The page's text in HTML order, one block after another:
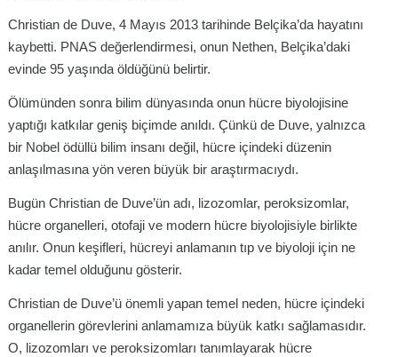
Christian de Duve, 4 Mayıs 2013 tarihinde Belçika’da hayatını
kaybetti. PNAS değerlendirmesi, onun Nethen, Belçika’daki
evinde 95 yaşında öldüğünü belirtir.
Ölümünden sonra bilim dünyasında onun hücre biyolojisine
yaptığı katkılar geniş biçimde anıldı. Çünkü de Duve, yalnızca
bir Nobel ödüllü bilim insanı değil, hücre içindeki düzenin
anlaşılmasına yön veren büyük bir araştırmacıydı.
Bugün Christian de Duve’ün adı, lizozomlar, peroksizomlar,
hücre organelleri, otofaji ve modern hücre biyolojisiyle birlikte
anılır. Onun keşifleri, hücreyi anlamanın tıp ve biyoloji için ne
kadar temel olduğunu gösterir.
Christian de Duve’ü önemli yapan temel neden, hücre içindeki
organellerin görevlerini anlamamıza büyük katkı sağlamasıdır.
O, lizozomları ve peroksizomları tanımlayarak hücre